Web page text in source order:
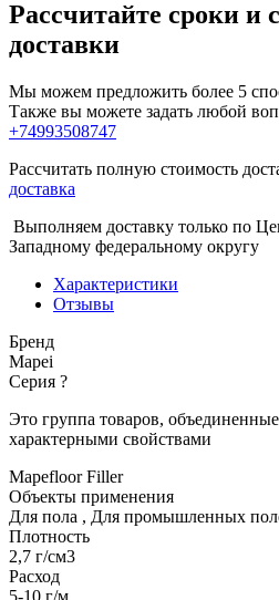
Рассчитайте сроки и
доставки
Мы можем предложить более 5
Также вы можете задать любой
+74993508747
Рассчитать полную стоимость
доставка
Выполняем доставку только по
Западному федеральному округу
Характеристики
Отзывы
Бренд
Mapei
Серия ?
Это группа товаров,
характерными свойствами
Mapefloor Filler
Объекты применения
Для пола , Для промышленных
Плотность
2,7 г/см3
Расход